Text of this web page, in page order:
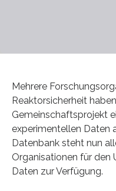
Mehrere
Reaktorsicherheit
Gemeinschaftsprojekt
experimentellen Daten
Datenbank steht nun
Organisationen für
Daten zur Verfügung.